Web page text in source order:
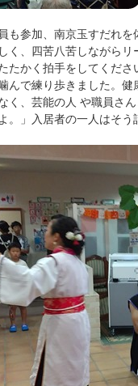
も参加、南京玉すだれ
く、四苦八苦しながら
たかく拍手をしてくだ
んで練り歩きました。健
く、芸能の人 や職員さ
。」入居者の一人はそう